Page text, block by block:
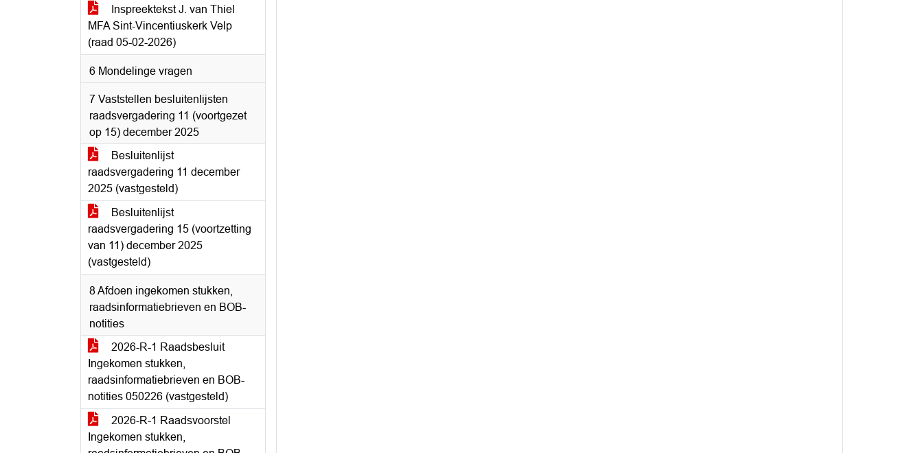
Inspreektekst J. van Thiel
MFA Sint-Vincentiuskerk Velp
(raad 05-02-2026)
6 Mondelinge vragen
7 Vaststellen besluitenlijsten
raadsvergadering 11 (voortgezet
op 15) december 2025
Besluitenlijst
raadsvergadering 11 december
2025 (vastgesteld)
Besluitenlijst
raadsvergadering 15 (voortzetting
van 11) december 2025
(vastgesteld)
8 Afdoen ingekomen stukken,
raadsinformatiebrieven en BOB-
notities
2026-R-1 Raadsbesluit
Ingekomen stukken,
raadsinformatiebrieven en BOB-
notities 050226 (vastgesteld)
2026-R-1 Raadsvoorstel
Ingekomen stukken,